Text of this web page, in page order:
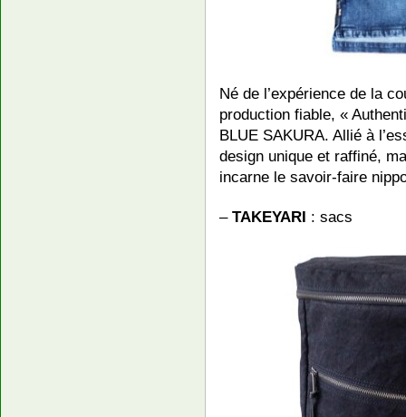
Né de l’expérience de la
production fiable, «
BLUE SAKURA. Allié à
design unique et raffiné,
incarne le savoir-faire
– TAKEYARI : sacs